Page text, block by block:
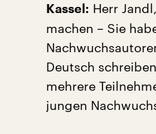
Kassel: Herr
machen – Sie
Deutsch
mehrere
jungen